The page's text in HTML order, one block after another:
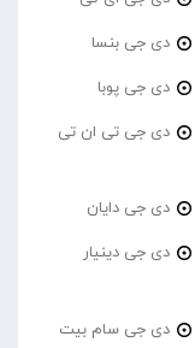
دی جی بنسا
دی جی پوبا
دی جی تی ان تی
دی جی دایان
دی جی دینیار
دی جی سام بیت